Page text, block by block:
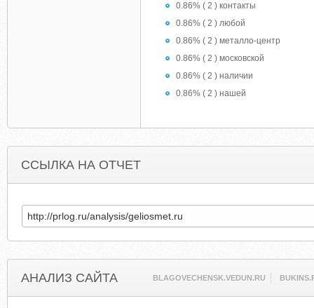
0.86% ( 2 ) контакты
0.86% ( 2 ) любой
0.86% ( 2 ) металло-центр
0.86% ( 2 ) московской
0.86% ( 2 ) наличии
0.86% ( 2 ) нашей
ССЫЛКА НА ОТЧЕТ
АНАЛИЗ САЙТА BLAGOVECHENSK.VEDUN.RU